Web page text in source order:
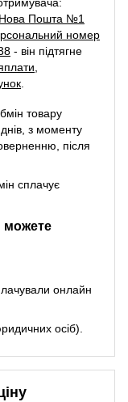
Нова Пошта №1
номер
- він підтягне
,
.
товару
з моменту
після
сплачує
можете
онлайн
осіб).